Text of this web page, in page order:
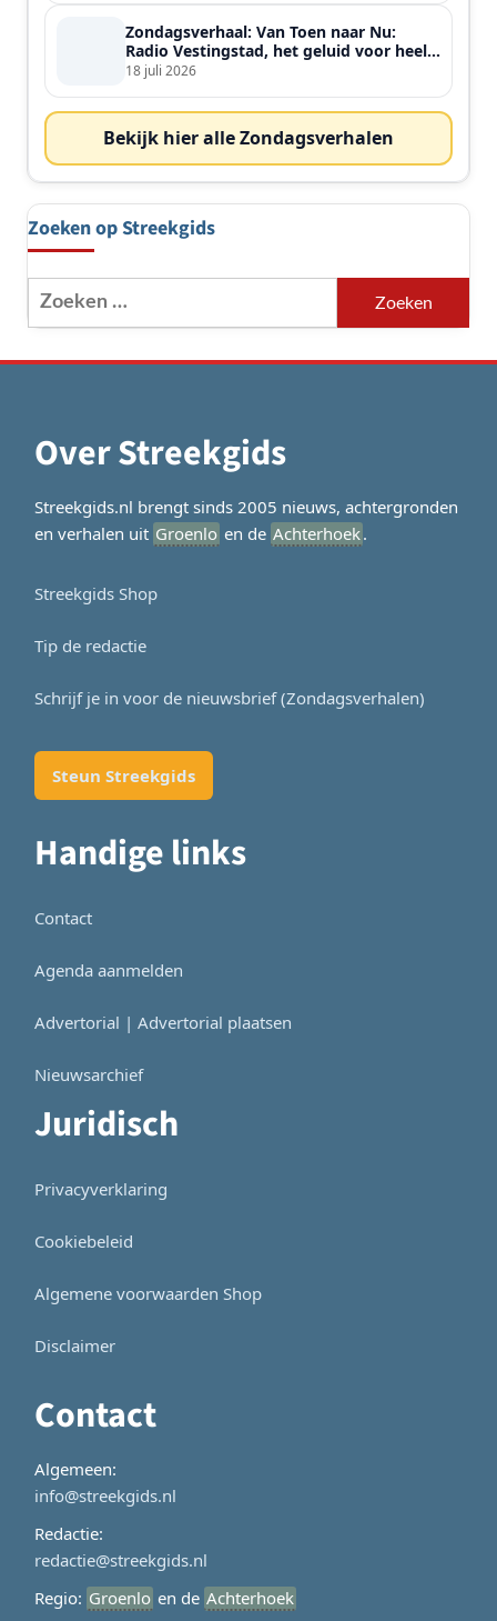
Zondagsverhaal: Van Toen naar Nu:
Radio Vestingstad, het geluid voor heel
de streek
18 juli 2026
Bekijk hier alle Zondagsverhalen
Zoeken op Streekgids
Zoeken
naar:
Over Streekgids
Streekgids.nl brengt sinds 2005 nieuws, achtergronden
en verhalen uit Groenlo en de Achterhoek.
Streekgids Shop
Tip de redactie
Schrijf je in voor de nieuwsbrief (Zondagsverhalen)
Steun Streekgids
Handige links
Contact
Agenda aanmelden
Advertorial | Advertorial plaatsen
Nieuwsarchief
Juridisch
Privacyverklaring
Cookiebeleid
Algemene voorwaarden Shop
Disclaimer
Contact
Algemeen:
info@streekgids.nl
Redactie:
redactie@streekgids.nl
Regio: Groenlo en de Achterhoek